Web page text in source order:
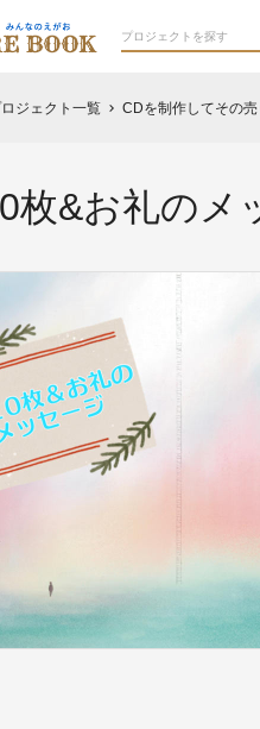
ジェクト一覧 chevron_right CDを制作してその
枚&お礼のメ